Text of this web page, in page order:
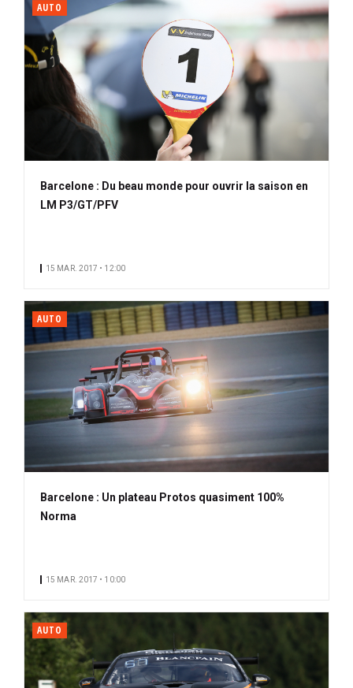
AUTO
Barcelone : Du beau monde pour ouvrir la saison en
LM P3/GT/PFV
15 MAR. 2017 • 12:00
AUTO
Barcelone : Un plateau Protos quasiment 100%
Norma
15 MAR. 2017 • 10:00
AUTO